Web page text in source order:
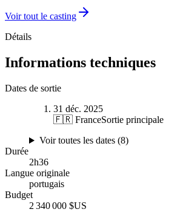
Voir tout le casting
Détails
Informations techniques
Dates de sortie
31 déc. 2025
🇫🇷 FranceSortie principale
Voir toutes les dates (8)
Durée
2h36
Langue originale
portugais
Budget
2 340 000 $US